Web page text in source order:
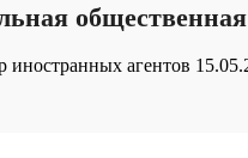
агентов